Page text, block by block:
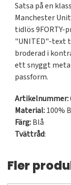
Satsa på en
Manchester
tidlös 9FORTY-
"UNITED"-text
broderad i
ett snyggt
passform.
Artikelnummer:
Material:100%
Färg:Blå
Tvättråd:
Fler